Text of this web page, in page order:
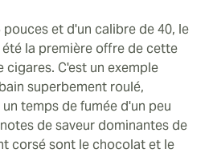
pouces et d'un calibre de 40, le
la première offre de cette
C'est un exemple
superbement roulé,
temps de fumée d'un peu
de saveur dominantes de
corsé sont le chocolat et le